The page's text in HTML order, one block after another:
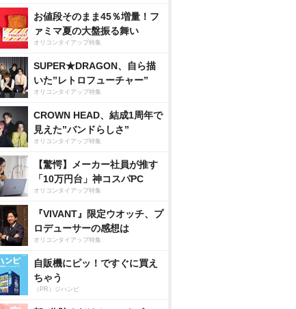
お値段そのまま45％増量！フ
ァミマ夏の大盤振る舞い
オリコンタイアップ特集
SUPER★DRAGON、自ら描
いた”レトロフューチャー”
オリコンタイアップ特集
CROWN HEAD、結成1周年で
見えた”バンドらしさ”
オリコンタイアップ特集
【驚愕】メーカー社員が推す
「10万円台」神コスパPC
オリコンタイアップ特集
『VIVANT』限定ウオッチ、プ
ロデューサーの感想は
オリコンタイアップ特集
自販機にピッ！ですぐに買え
ちゃう
（PR）ジハンピ